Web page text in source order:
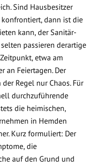
Sind Hausbesitzer
dann ist die
kann, der Sanitär-
passieren derartige
etwa am
an Feiertagen. Der
Regel nur Chaos. Für
durchzuführende
die heimischen,
in Hemden
Kurz formuliert: Der
die
auf den Grund und